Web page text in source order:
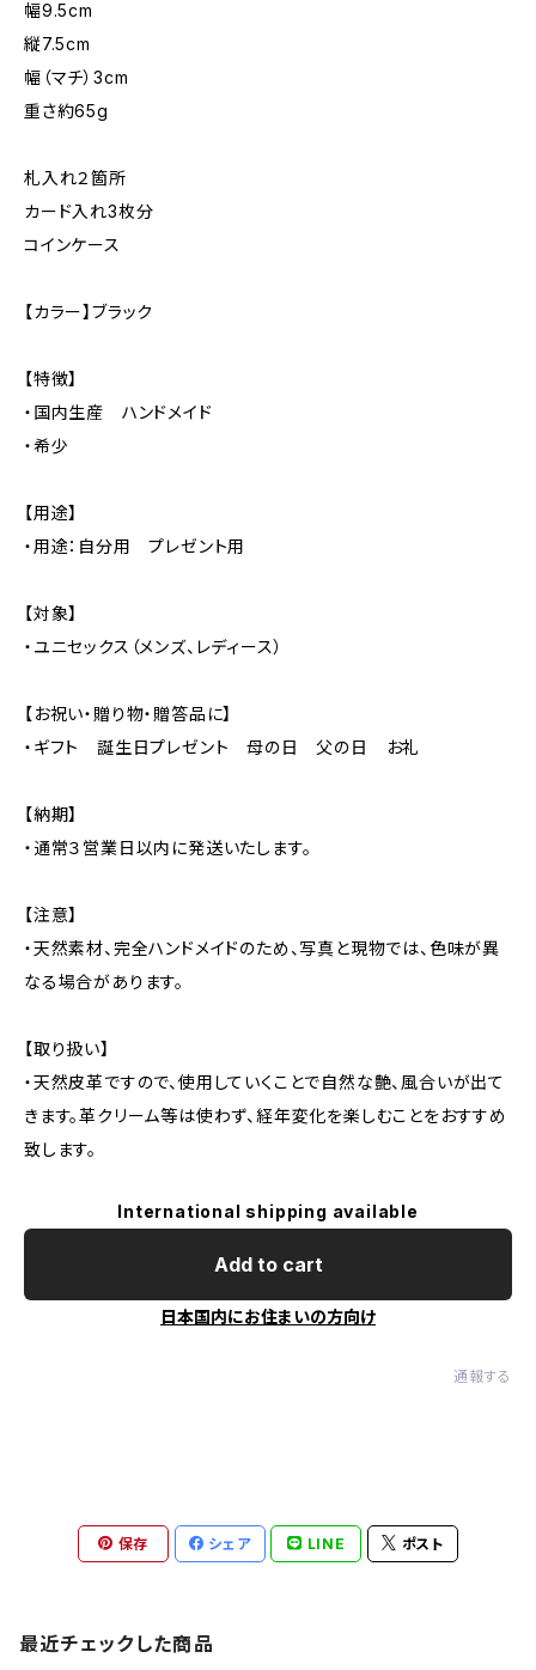
幅9.5cm
縦7.5cm
幅（マチ）3cm
重さ約65g
札入れ２箇所
カード入れ3枚分
コインケース
【カラー】ブラック
【特徴】
・国内生産 ハンドメイド
・希少
【用途】
・用途：自分用 プレゼント用
【対象】
・ユニセックス（メンズ、レディース）
【お祝い・贈り物・贈答品に】
・ギフト 誕生日プレゼント 母の日 父の日 お礼
【納期】
・通常３営業日以内に発送いたします。
【注意】
・天然素材、完全ハンドメイドのため、写真と現物では、色味が異
なる場合があります。
【取り扱い】
・天然皮革ですので、使用していくことで自然な艶、風合いが出て
きます。革クリーム等は使わず、経年変化を楽しむことをおすすめ
致します。
International shipping available
Add to cart
日本国内にお住まいの方向け
通報する
保存 シェア LINE ポスト
最近チェックした商品